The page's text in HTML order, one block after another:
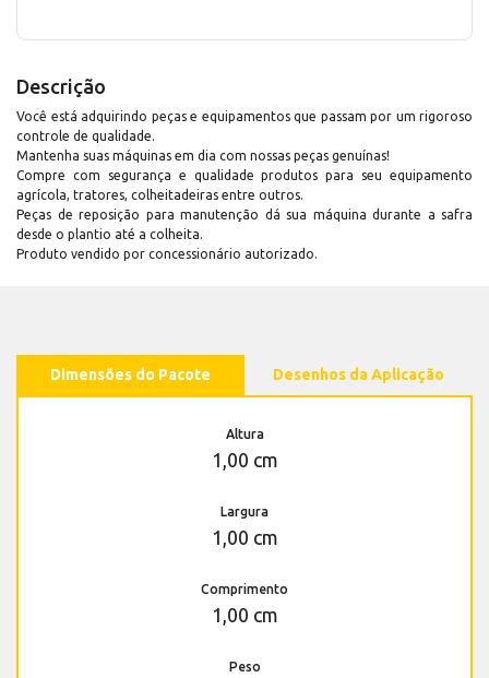
Descrição
Você está adquirindo peças e equipamentos que passam por um rigoroso
controle de qualidade.
Mantenha suas máquinas em dia com nossas peças genuínas!
Compre com segurança e qualidade produtos para seu equipamento
agrícola, tratores, colheitadeiras entre outros.
Peças de reposição para manutenção dá sua máquina durante a safra
desde o plantio até a colheita.
Produto vendido por concessionário autorizado.
Dimensões do Pacote Desenhos da Aplicação
Altura
1,00 cm
Largura
1,00 cm
Comprimento
1,00 cm
Peso